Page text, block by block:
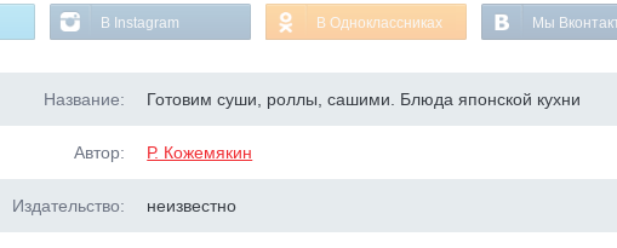
В Instagram В Одноклассниках Мы
Название: Готовим суши, роллы, сашими. Блюда японской кухни
Автор: Р. Кожемякин
Издательство: неизвестно